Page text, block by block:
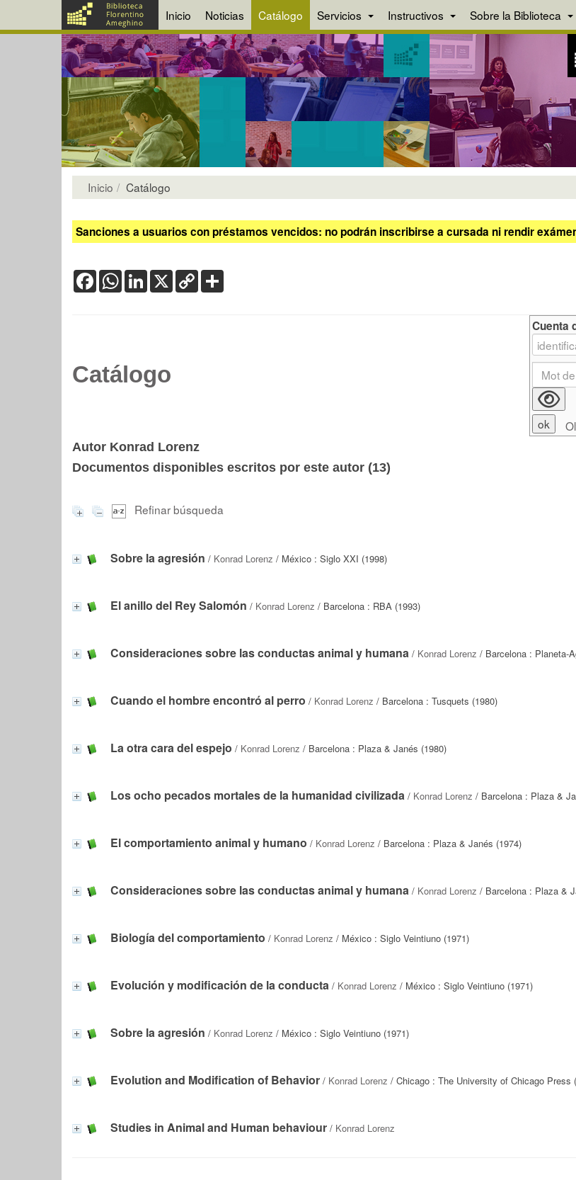
Inicio Noticias Catálogo Servicios Instructivos Sobre la Biblioteca
Inicio Catálogo
Sanciones a usuarios con préstamos vencidos: no podrán inscribirse a cursada ni rendir
FacebookWhatsApp
LinkedIn
X Copy
Link
Catálogo
Autor Konrad Lorenz
Documentos disponibles escritos por este autor (13)
Refinar búsqueda
Sobre la agresión / Konrad Lorenz / México : Siglo XXI (1998)
El anillo del Rey Salomón / Konrad Lorenz / Barcelona : RBA (1993)
Consideraciones sobre las conductas animal y humana / Konrad Lorenz / Barcelona : Planeta-
Cuando el hombre encontró al perro / Konrad Lorenz / Barcelona : Tusquets (1980)
La otra cara del espejo / Konrad Lorenz / Barcelona : Plaza & Janés (1980)
Los ocho pecados mortales de la humanidad civilizada / Konrad Lorenz / Barcelona : Plaza &
El comportamiento animal y humano / Konrad Lorenz / Barcelona : Plaza & Janés (1974)
Consideraciones sobre las conductas animal y humana / Konrad Lorenz / Barcelona : Plaza &
Biología del comportamiento / Konrad Lorenz / México : Siglo Veintiuno (1971)
Evolución y modificación de la conducta / Konrad Lorenz / México : Siglo Veintiuno (1971)
Sobre la agresión / Konrad Lorenz / México : Siglo Veintiuno (1971)
Evolution and Modification of Behavior / Konrad Lorenz / Chicago : The University of Chicago Press
Studies in Animal and Human behaviour / Konrad Lorenz
Cuenta